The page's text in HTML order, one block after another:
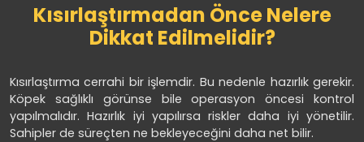
Kısırlaştırmadan Önce Nelere
Dikkat Edilmelidir?
Kısırlaştırma cerrahi bir işlemdir. Bu nedenle hazırlık gerekir.
Köpek sağlıklı görünse bile operasyon öncesi kontrol
yapılmalıdır. Hazırlık iyi yapılırsa riskler daha iyi yönetilir.
Sahipler de süreçten ne bekleyeceğini daha net bilir.